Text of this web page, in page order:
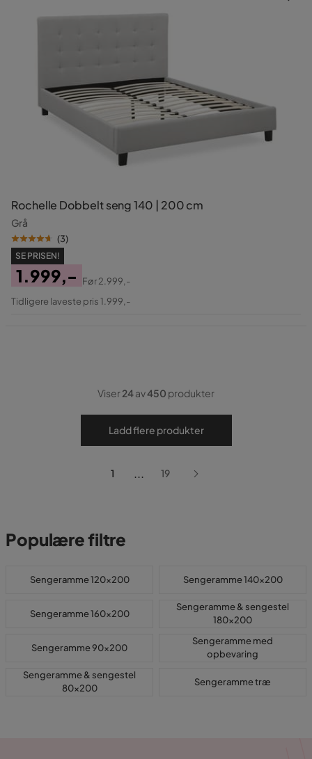
Rochelle Dobbelt seng 140 | 200 cm
Grå
(3)
SE PRISEN!
Pris
1.999,-
Original
Før2.999,-
Tidligere laveste pris 1.999,-
Viser24av450 produkter
Ladd flere produkter
1 ... 19
Populære filtre
Sengeramme 120x200 Sengeramme 140x200
Sengeramme 160x200
Sengeramme & sengestel
180x200
Sengeramme 90x200
Sengeramme med
opbevaring
Sengeramme & sengestel
80x200
Sengeramme træ